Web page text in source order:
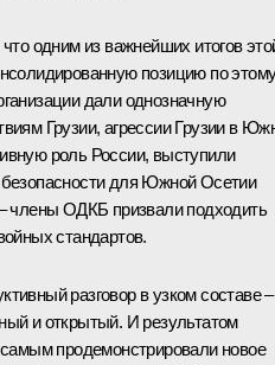
одним из важнейших итогов
позицию по
дали однозначную
Грузии, агрессии Грузии в
роль России, выступили
для Южной Осетии
члены ОДКБ призвали подходить
стандартов.
разговор в узком составе –
и открытый. И результатом
продемонстрировали новое